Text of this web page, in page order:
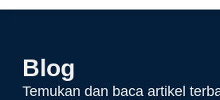
Blog
Temukan dan baca artikel